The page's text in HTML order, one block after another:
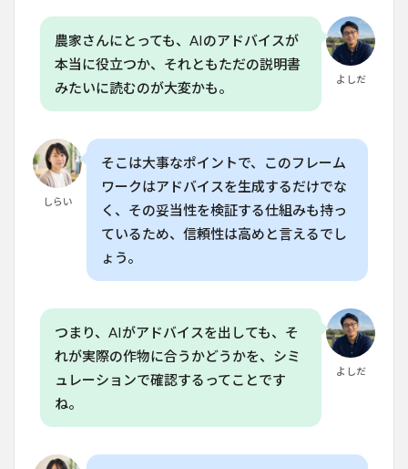
よしだ
農家さんにとっても、AIのアドバイスが
本当に役立つか、それともただの説明書
みたいに読むのが大変かも。
しらい
そこは大事なポイントで、このフレーム
ワークはアドバイスを生成するだけでな
く、その妥当性を検証する仕組みも持っ
ているため、信頼性は高めと言えるでし
ょう。
よしだ
つまり、AIがアドバイスを出しても、そ
れが実際の作物に合うかどうかを、シミ
ュレーションで確認するってことです
ね。